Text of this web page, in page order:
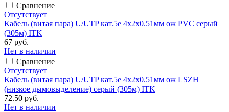
Сравнение
Отсутствует
Кабель (витая пара) U/UTP кат.5е 4х2х0.51мм ож PVC серый
(305м) ITK
67 руб.
Нет в наличии
Сравнение
Отсутствует
Кабель (витая пара) U/UTP кат.5е 4х2х0.51мм ож LSZH
(низкое дымовыделение) серый (305м) ITK
72.50 руб.
Нет в наличии